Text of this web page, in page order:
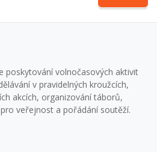
poskytování volnočasových aktivit
v pravidelných kroužcích,
akcích, organizování táborů,
veřejnost a pořádání soutěží.